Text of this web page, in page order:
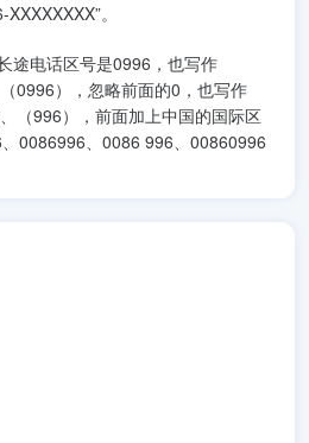
。
途电话区号是0996，也写作
0996），忽略前面的0，也写作
（996），前面加上中国的国际区
0086996、0086 996、00860996